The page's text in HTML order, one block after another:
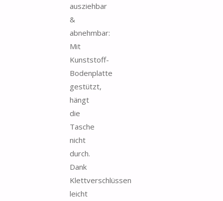
ausziehbar
&
abnehmbar:
Mit
Kunststoff-
Bodenplatte
gestützt,
hängt
die
Tasche
nicht
durch.
Dank
Klettverschlüssen
leicht